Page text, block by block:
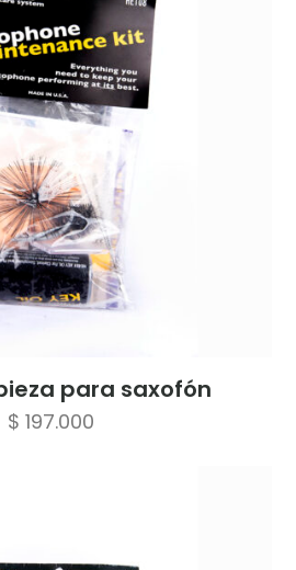
para saxofón
$ 197.000